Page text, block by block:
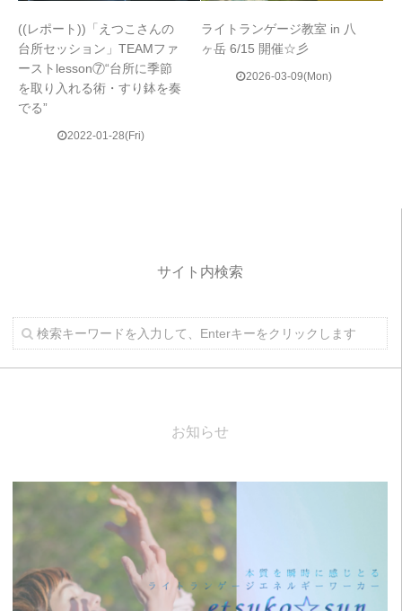
((レポート))「えつこさんの
台所セッション」TEAMファ
ーストlesson⑦“台所に季節
を取り入れる術・すり鉢を奏
でる”
2022-01-28(Fri)
ライトランゲージ教室 in 八
ヶ岳 6/15 開催☆彡
2026-03-09(Mon)
サイト内検索
お知らせ